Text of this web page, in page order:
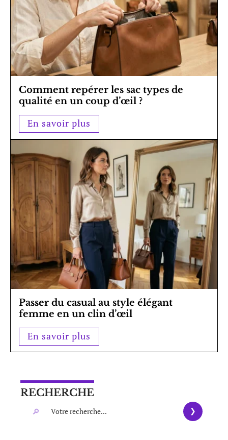
Comment repérer les sac types de
qualité en un coup d’œil ?
En savoir plus
Passer du casual au style élégant
femme en un clin d’œil
En savoir plus
RECHERCHE